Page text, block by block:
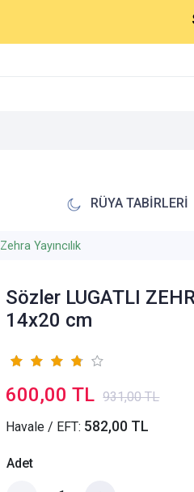
RÜYA TABİRLERİ
Zehra Yayıncılık
Sözler LUGATLI
14x20 cm
600,00 TL 931,00 TL
Havale / EFT: 582,00 TL
Adet